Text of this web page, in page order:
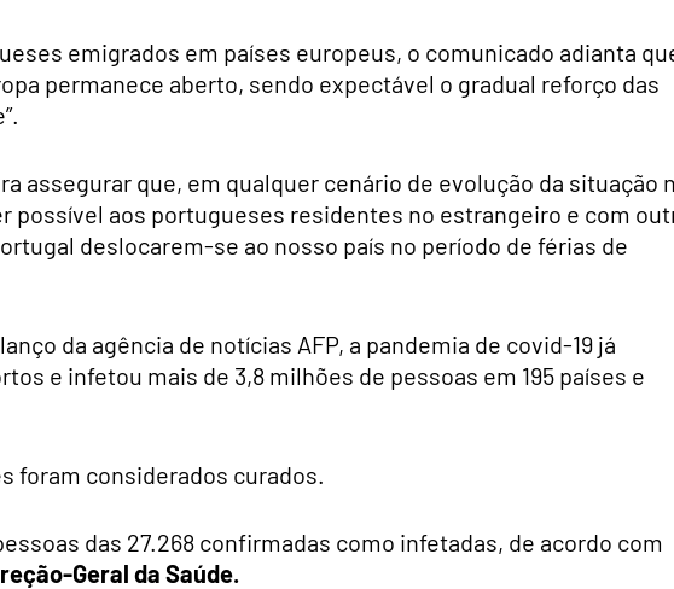
emigrados em países europeus, o comunicado adianta
permanece aberto, sendo expectável o gradual reforço das
assegurar que, em qualquer cenário de evolução da situação
possível aos portugueses residentes no estrangeiro e com
deslocarem-se ao nosso país no período de férias de
da agência de notícias AFP, a pandemia de covid-19 já
e infetou mais de 3,8 milhões de pessoas em 195 países e
foram considerados curados.
das 27.268 confirmadas como infetadas, de acordo com
Geral da Saúde.